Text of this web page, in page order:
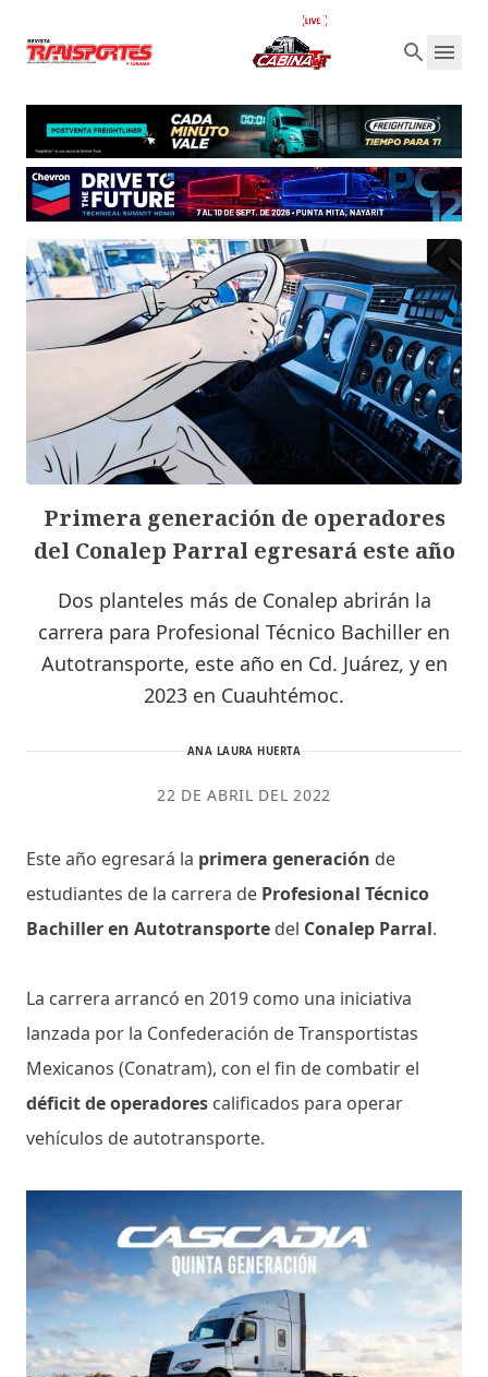
Primera generación de operadores
del Conalep Parral egresará este año
Dos planteles más de Conalep abrirán la
carrera para Profesional Técnico Bachiller en
Autotransporte, este año en Cd. Juárez, y en
2023 en Cuauhtémoc.
ANA LAURA HUERTA
22 DE ABRIL DEL 2022
Este año egresará la primera generación de
estudiantes de la carrera de Profesional Técnico
Bachiller en Autotransporte del Conalep Parral.
La carrera arrancó en 2019 como una iniciativa
lanzada por la Confederación de Transportistas
Mexicanos (Conatram), con el fin de combatir el
déficit de operadores calificados para operar
vehículos de autotransporte.